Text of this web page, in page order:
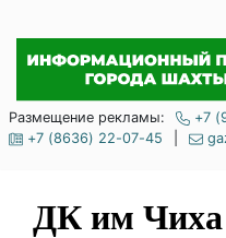
Размещение рекламы: +7
+7 (8636) 22-07-45
ДК им Чиха